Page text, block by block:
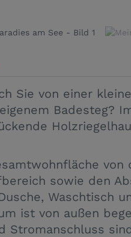
Sie von einer
Badesteg?
von
sowie den
Waschtisch
ist von außen
Stromanschluss